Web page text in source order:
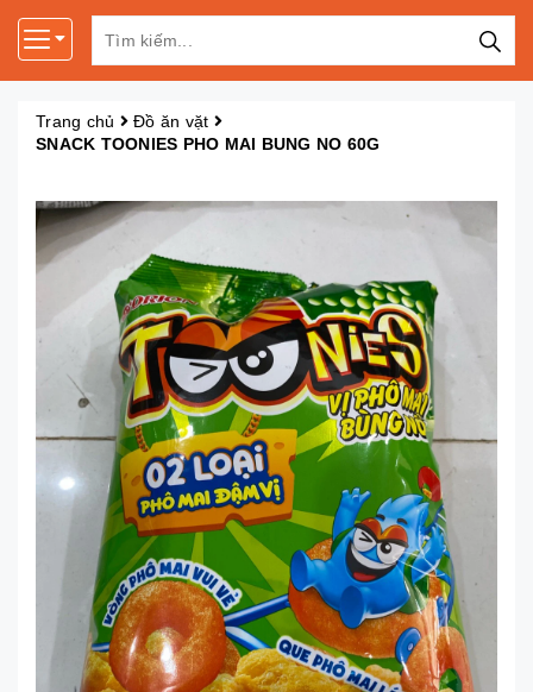
Trang chủ
Đồ ăn vặt
SNACK TOONIES PHO MAI BUNG NO 60G